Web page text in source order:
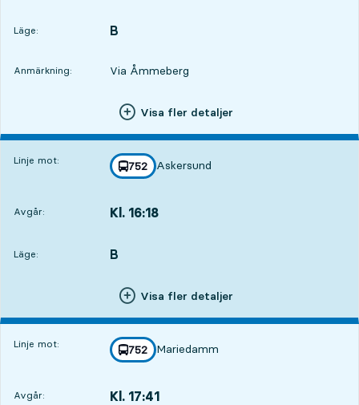
Läge:
LÄGE, B
,
Anmärkning: Via Åmmeberg
Visa fler detaljer
Linje mot: linje
752
mot
Askersund
,
Avgår: Kl. 16:18
Läge:
LÄGE, B
,
Visa fler detaljer
Linje mot: linje
752
mot
Mariedamm
,
Avgår: Kl. 17:41